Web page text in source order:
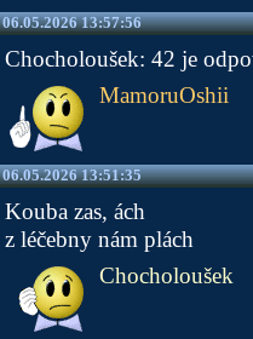
06.05.2026 13:57:56
Chocholoušek: 42 je
MamoruOshii
06.05.2026 13:51:35
Kouba zas, ách
z léčebny nám plách
Chocholoušek